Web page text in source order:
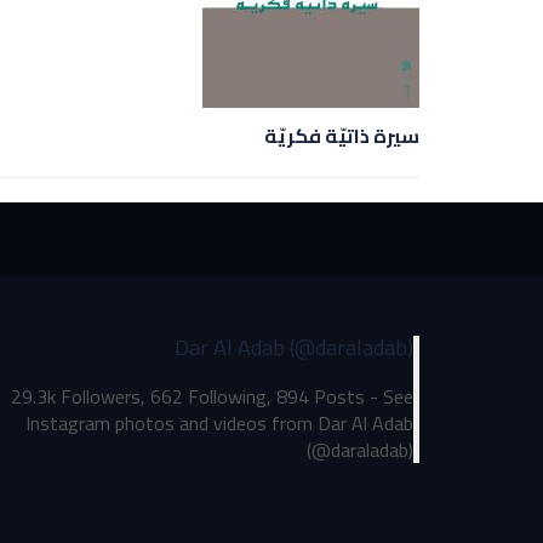
سيرة ذاتيّة فكريّة
Dar Al Adab (@daraladab)
29.3k Followers, 662 Following, 894 Posts - See
Instagram photos and videos from Dar Al Adab
(@daraladab)